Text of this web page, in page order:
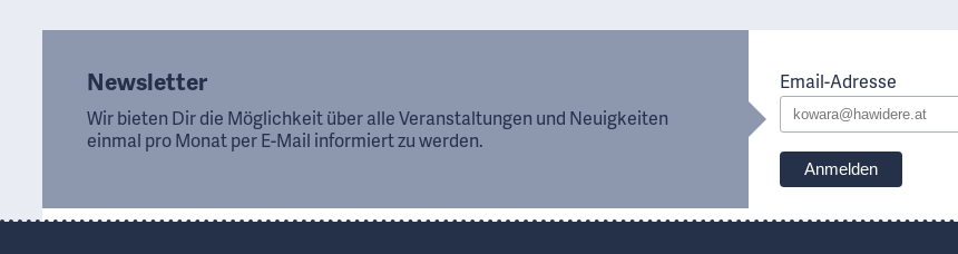
Newsletter
Wir bieten Dir die Möglichkeit über alle Veranstaltungen und Neuigkeiten
einmal pro Monat per E-Mail informiert zu werden.
Email-Adresse